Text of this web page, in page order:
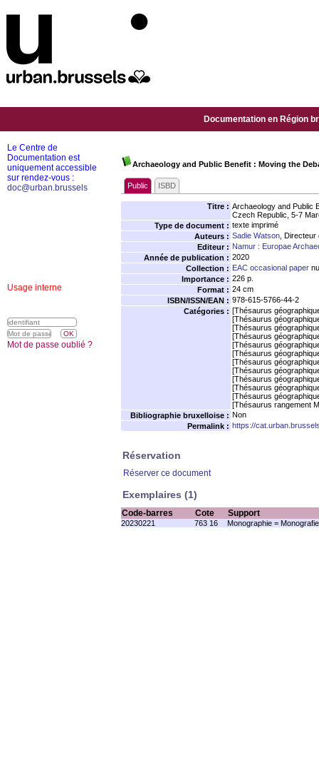
Documentation en Région
Archaeology and Public Benefit : Moving the
Public ISBD
Titre : Archaeology and Public
Czech Republic, 5-7
Type de document : texte imprimé
Auteurs : Sadie Watson ,
Editeur : Namur : Europae
Année de publication : 2020
Collection : EAC occasional paper
Importance : 226 p.
Format : 24 cm
ISBN/ISSN/EAN : 978-615-5766-44-2
Catégories : [Thésaurus
[Thésaurus
[Thésaurus
[Thésaurus
[Thésaurus
[Thésaurus
[Thésaurus
[Thésaurus
[Thésaurus
[Thésaurus
[Thésaurus
[Thésaurus rangement
Bibliographie bruxelloise : Non
Permalink : https://
Réservation
Réserver ce document
Exemplaires (1)
Code-barres Cote Support
20230221 763 16 Monographie = Monografie
Le Centre de
Documentation est
uniquement accessible
sur rendez-vous :
doc@urban.brussels
Usage interne
Mot de passe oublié ?